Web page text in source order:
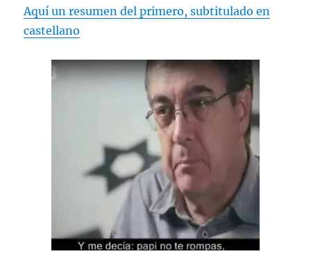
Aquí un resumen del primero, subtitulado en
castellano